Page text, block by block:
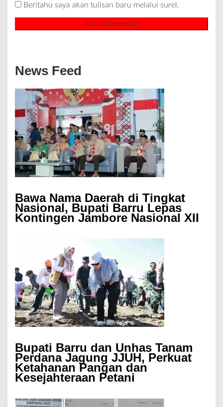
Beritahu saya akan tulisan baru melalui surel.
News Feed
Bawa Nama Daerah di Tingkat
Nasional, Bupati Barru Lepas
Kontingen Jambore Nasional XII
Bupati Barru dan Unhas Tanam
Perdana Jagung JJUH, Perkuat
Ketahanan Pangan dan
Kesejahteraan Petani